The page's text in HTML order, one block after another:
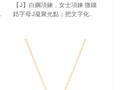
【J】白鋼項鍊，女士項鍊 微鑲
鋯字母J凝聚光點；把文字化為